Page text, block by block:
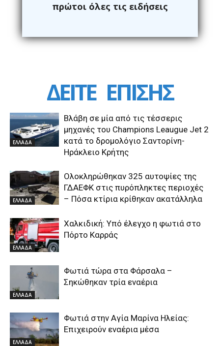
πρώτοι όλες τις ειδήσεις
ΔΕΙΤΕ ΕΠΙΣΗΣ
ΕΛΛΑΔΑ
Βλάβη σε μία από τις τέσσερις
μηχανές του Champions Leaugue Jet 2
κατά το δρομολόγιο Σαντορίνη-
Ηράκλειο Κρήτης
ΕΛΛΑΔΑ
Ολοκληρώθηκαν 325 αυτοψίες της
ΓΔΑΕΦΚ στις πυρόπληκτες περιοχές
– Πόσα κτίρια κρίθηκαν ακατάλληλα
ΕΛΛΑΔΑ
Χαλκιδική: Υπό έλεγχο η φωτιά στο
Πόρτο Καρράς
ΕΛΛΑΔΑ
Φωτιά τώρα στα Φάρσαλα –
Σηκώθηκαν τρία εναέρια
ΕΛΛΑΔΑ
Φωτιά στην Aγία Μαρίνα Ηλείας:
Επιχειρούν εναέρια μέσα